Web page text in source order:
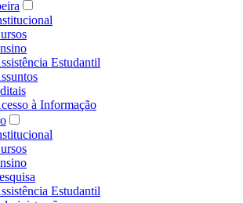
Estudantil
à Informação
Estudantil